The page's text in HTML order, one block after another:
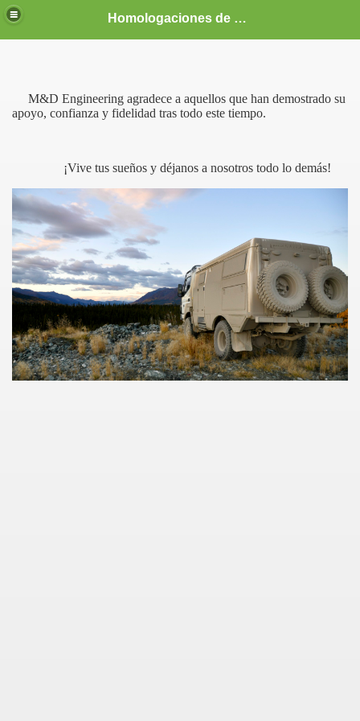
Homologaciones de vehículos, MD, camper, tuning, 4x4, racing, competición, vehículo vivienda, coches, profesionales, homologador, homologar, BMW, e36, e30, M3, Mitsubishi Evo, Subaru Impreza, Patrol, precio, económico,barato, Guipúzcoa
M&D Engineering agradece a aquellos que han demostrado su
apoyo, confianza y fidelidad tras todo este tiempo.
¡Vive tus sueños y déjanos a nosotros todo lo demás!